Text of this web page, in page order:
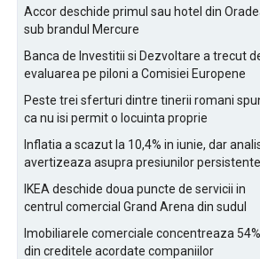
Accor deschide primul sau hotel din
sub brandul Mercure
Banca de Investitii si Dezvoltare a trecut
evaluarea pe piloni a Comisiei Europene
Peste trei sferturi dintre tinerii romani
ca nu isi permit o locuinta proprie
Inflatia a scazut la 10,4% in iunie, dar
avertizeaza asupra presiunilor persistente
IKEA deschide doua puncte de servicii in
centrul comercial Grand Arena din sudul
Imobiliarele comerciale concentreaza 54%
din creditele acordate companiilor